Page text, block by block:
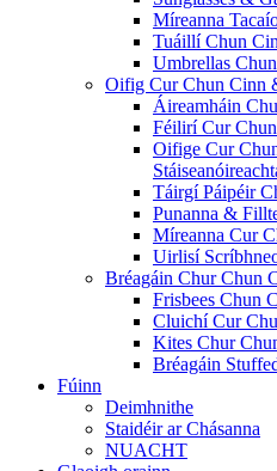
Míreanna
Tuáillí Chun
Umbrellas
Oifig Cur Chun Cinn
Áireamháin
Féilirí Cur
Oifige Cur
Táirgí Páipéir
Punanna &
Míreanna Cur
Uirlisí
Bréagáin Chur Chun
Frisbees Chun
Cluichí Cur
Kites Chur
Bréagáin
Fúinn
Deimhnithe
Staidéir ar Chásanna
NUACHT